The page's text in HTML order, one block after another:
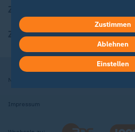
ZDFheute Apps
Nutzungsbedingungen
Impressum
in deinen Einstellungen
Hier findest du das Impressum.
Weitere Informationen findest
Datenschutzerklärung.
Zustimmen
Ablehnen
Einstellen